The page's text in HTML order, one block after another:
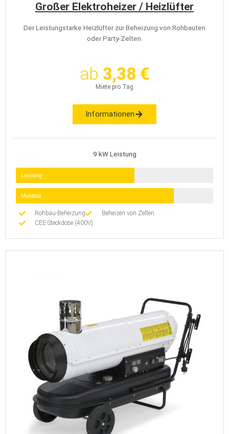
Großer Elektroheizer / Heizlüfter
Der Leistungstarke Heizlüfter zur Beheizung von Rohbauten
oder Party-Zelten.
ab 3,38 €
Miete pro Tag
Informationen
9 kW Leistung
Leistung
Mobilität
Rohbau-Beheizung
Beheizen von Zelten
CEE-Steckdose (400V)